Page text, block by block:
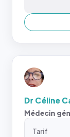
Dr Céline
Médecin
Tarif